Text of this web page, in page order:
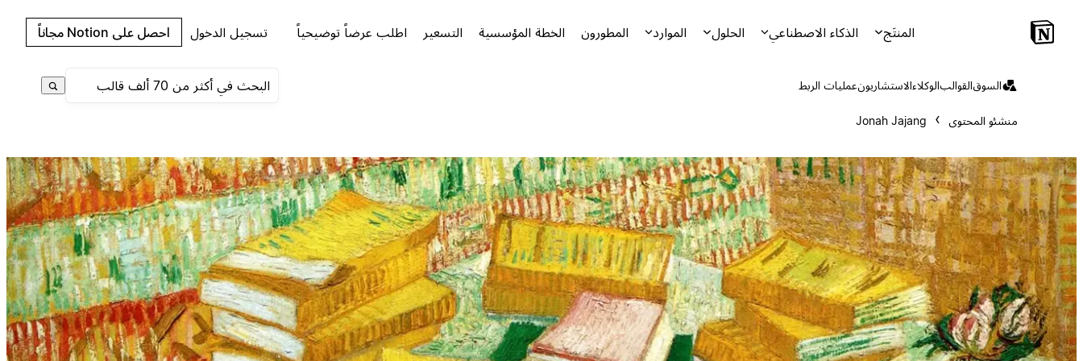
المنتَج الذكاء الاصطناعي الحلول الموارد المطورون الخطة المؤسسية التسعير اطلب عرضاً توضيحياً تسجيل الدخول احصل على Notion مجاناً
السوقالقوالبالوكلاءالاستشاريونعمليات الربط
منشئو المحتوى Jonah Jajang